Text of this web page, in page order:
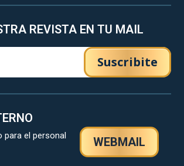
REVISTA EN TU MAIL
Suscribite
para el personal
WEBMAIL